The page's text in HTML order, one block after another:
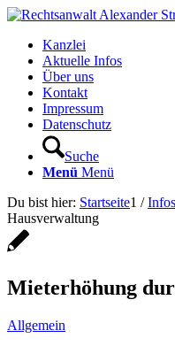
Kanzlei
Aktuelle Infos
Über uns
Kontakt
Impressum
Datenschutz
Suche
Menü Menü
Du bist hier: Startseite1 / Infos
Hausverwaltung
Mieterhöhung
Allgemein